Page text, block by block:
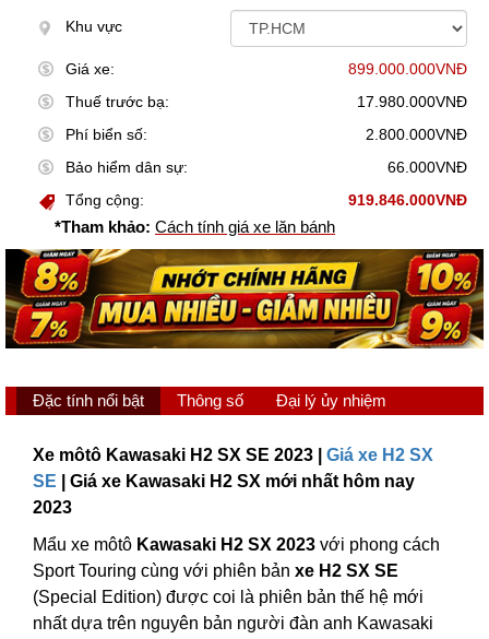
Khu vực
Giá xe:
899.000.000VNĐ
Thuế trước bạ:
17.980.000VNĐ
Phí biển số:
2.800.000VNĐ
Bảo hiểm dân sự:
66.000VNĐ
Tổng cộng:
919.846.000VNĐ
*Tham khảo: Cách tính giá xe lăn bánh
Đặc tính nổi bật Thông số Đại lý ủy nhiệm
Xe môtô Kawasaki H2 SX SE 2023 | Giá xe H2 SX
SE | Giá xe Kawasaki H2 SX mới nhất hôm nay
2023
Mẩu xe môtô Kawasaki H2 SX 2023 với phong cách
Sport Touring cùng với phiên bản xe H2 SX SE
(Special Edition) được coi là phiên bản thế hệ mới
nhất dựa trên nguyên bản người đàn anh Kawasaki